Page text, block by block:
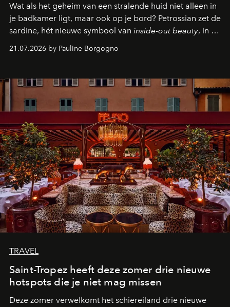
Wat als het geheim van een stralende huid niet alleen in
je badkamer ligt, maar ook op je bord? Petrossian zet de
sardine, hét nieuwe symbool van inside-out beauty, in de
kijker met twee gastronomische creaties.
21.07.2026 by Pauline Borgogno
TRAVEL
Saint-Tropez heeft deze zomer drie nieuwe
hotspots die je niet mag missen
Deze zomer verwelkomt het schiereiland drie nieuwe